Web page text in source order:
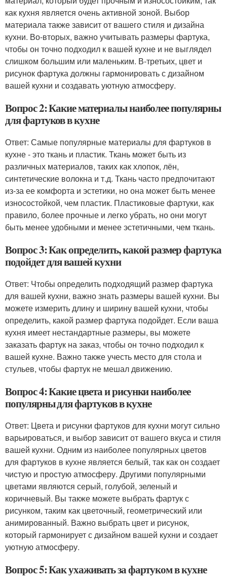
как кухня является очень активной зоной. Выбор
материала также зависит от вашего стиля и дизайна
кухни. Во-вторых, важно учитывать размеры фартука,
чтобы он точно подходил к вашей кухне и не выглядел
слишком большим или маленьким. В-третьих, цвет и
рисунок фартука должны гармонировать с дизайном
вашей кухни и создавать уютную атмосферу.
Вопрос 2: Какие материалы наиболее популярны
для фартуков в кухне
Ответ: Самые популярные материалы для фартуков в
кухне - это ткань и пластик. Ткань может быть из
различных материалов, таких как хлопок, лён,
синтетические волокна и т.д. Ткань часто предпочитают
из-за ее комфорта и эстетики, но она может быть менее
износостойкой, чем пластик. Пластиковые фартуки, как
правило, более прочные и легко убрать, но они могут
быть менее удобными и менее эстетичными, чем ткань.
Вопрос 3: Как определить, какой размер фартука
подойдет для вашей кухни
Ответ: Чтобы определить подходящий размер фартука
для вашей кухни, важно знать размеры вашей кухни. Вы
можете измерить длину и ширину вашей кухни, чтобы
определить, какой размер фартука подойдет. Если ваша
кухня имеет нестандартные размеры, вы можете
заказать фартук на заказ, чтобы он точно подходил к
вашей кухне. Важно также учесть место для стола и
стульев, чтобы фартук не мешал движению.
Вопрос 4: Какие цвета и рисунки наиболее
популярны для фартуков в кухне
Ответ: Цвета и рисунки фартуков для кухни могут сильно
варьироваться, и выбор зависит от вашего вкуса и стиля
вашей кухни. Одним из наиболее популярных цветов
для фартуков в кухне является белый, так как он создает
чистую и простую атмосферу. Другими популярными
цветами являются серый, голубой, зеленый и
коричневый. Вы также можете выбрать фартук с
рисунком, таким как цветочный, геометрический или
анимированный. Важно выбрать цвет и рисунок,
который гармонирует с дизайном вашей кухни и создает
уютную атмосферу.
Вопрос 5: Как ухаживать за фартуком в кухне